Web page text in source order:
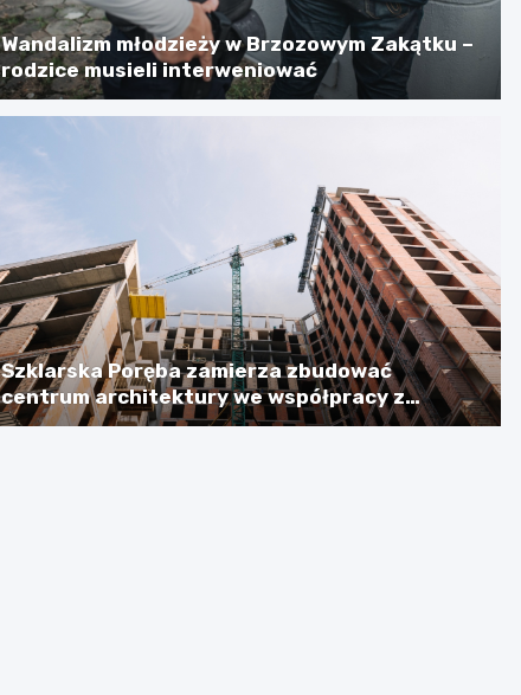
Wandalizm młodzieży w Brzozowym Zakątku –
rodzice musieli interweniować
Szklarska Poręba zamierza zbudować
centrum architektury we współpracy z
Niemcami, licząc na dotację w wysokości